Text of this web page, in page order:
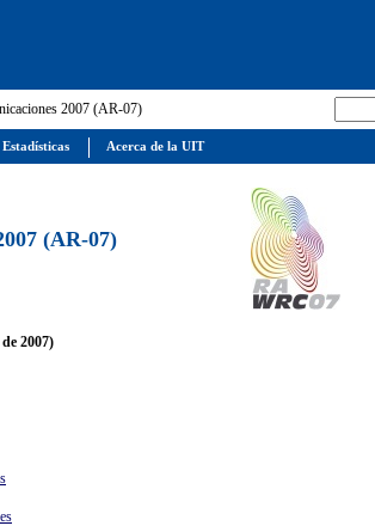
2007 (AR-07)
(AR-07)
2007)
Estadísticas Acerca de la UIT